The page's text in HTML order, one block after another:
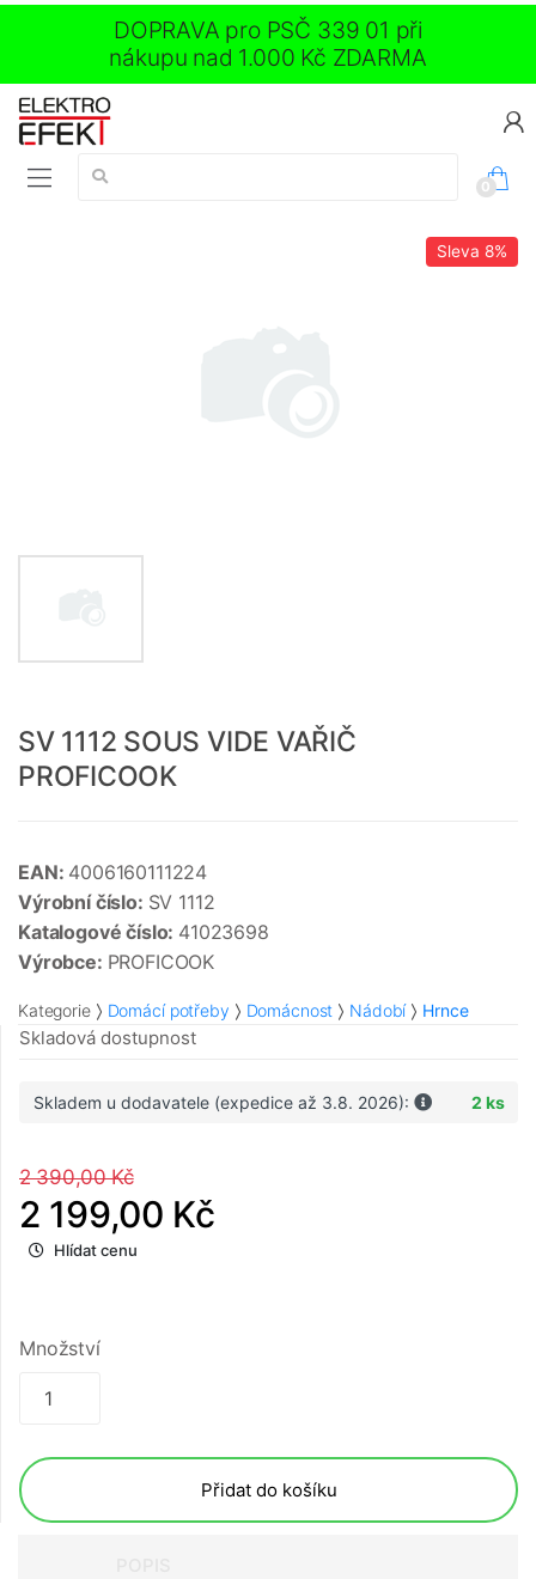
DOPRAVA pro PSČ 339 01 při
nákupu nad 1.000 Kč ZDARMA
Vyhledávání:
0
Sleva 8%
SV 1112 SOUS VIDE VAŘIČ
PROFICOOK
EAN: 4006160111224
Výrobní číslo: SV 1112
Katalogové číslo: 41023698
Výrobce: PROFICOOK
Kategorie Domácí potřeby Domácnost Nádobí Hrnce
Skladová dostupnost
Skladem u dodavatele (expedice až 3.8. 2026): 2 ks
2 390,00 Kč
2 199,00 Kč
Hlídat cenu
Množství
Přidat do košíku